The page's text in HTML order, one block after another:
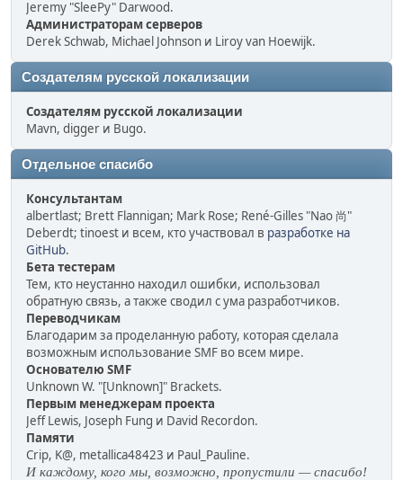
Jeremy "SleePy" Darwood.
Администраторам серверов
Derek Schwab, Michael Johnson и Liroy van Hoewijk.
Создателям русской локализации
Создателям русской локализации
Mavn, digger и Bugo.
Отдельное спасибо
Консультантам
albertlast; Brett Flannigan; Mark Rose; René-Gilles "Nao 尚"
Deberdt; tinoest и всем, кто участвовал в разработке на
GitHub.
Бета тестерам
Тем, кто неустанно находил ошибки, использовал
обратную связь, а также сводил с ума разработчиков.
Переводчикам
Благодарим за проделанную работу, которая сделала
возможным использование SMF во всем мире.
Основателю SMF
Unknown W. "[Unknown]" Brackets.
Первым менеджерам проекта
Jeff Lewis, Joseph Fung и David Recordon.
Памяти
Crip, K@, metallica48423 и Paul_Pauline.
И каждому, кого мы, возможно, пропустили — спасибо!